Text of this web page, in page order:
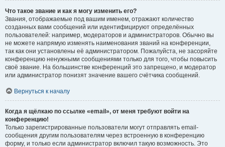
Что такое звание и как я могу изменить его?
Звания, отображаемые под вашим именем, отражают количество
созданных вами сообщений или идентифицируют определённых
пользователей: например, модераторов и администраторов. Обычно вы
не можете напрямую изменять наименования званий на конференции,
так как они установлены её администратором. Пожалуйста, не засоряйте
конференцию ненужными сообщениями только для того, чтобы повысить
своё звание. На большинстве конференций это запрещено, и модератор
или администратор понизят значение вашего счётчика сообщений.
Вернуться к началу
Когда я щёлкаю по ссылке «email», от меня требуют войти на
конференцию!
Только зарегистрированные пользователи могут отправлять email-
сообщения другим пользователям через встроенную в конференцию
форму, и только если администратор включил такую возможность. Это